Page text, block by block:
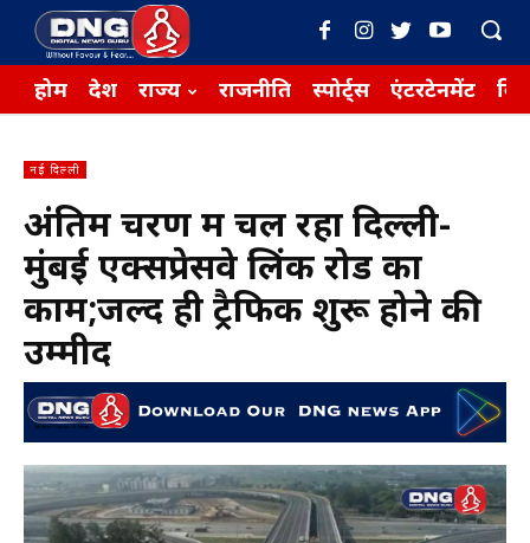
होम देश राज्य राजनीति स्पोर्ट्स एंटरटेनमेंट
नई दिल्ली
अंतिम चरण में चल रहा दिल्ली-
मुंबई एक्सप्रेसवे लिंक रोड का
काम;जल्द ही ट्रैफिक शुरू होने की
उम्मीद